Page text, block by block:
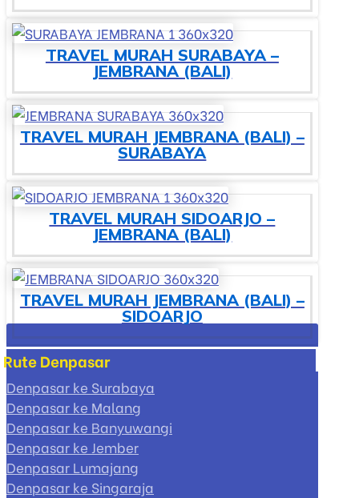
TRAVEL MURAH SURABAYA –
JEMBRANA (BALI)
TRAVEL MURAH JEMBRANA (BALI) –
SURABAYA
TRAVEL MURAH SIDOARJO –
JEMBRANA (BALI)
TRAVEL MURAH JEMBRANA (BALI) –
SIDOARJO
Rute Denpasar
Denpasar ke Surabaya
Denpasar ke Malang
Denpasar ke Banyuwangi
Denpasar ke Jember
Denpasar Lumajang
Denpasar ke Singaraja